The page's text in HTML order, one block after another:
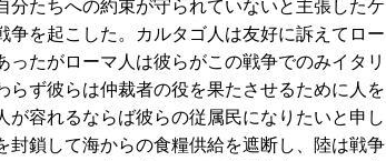
分たちへの約束が守られていないと主張したケ
を起こした。カルタゴ人は友好に訴えてロー
たがローマ人は彼らがこの戦争でのみイタリ
ず彼らは仲裁者の役を果たさせるために人を
容れるならば彼らの従属民になりたいと申し
鎖して海からの食糧供給を遮断し、陸は戦争